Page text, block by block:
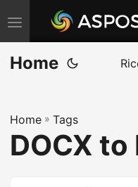
V
ä
x
n
a
Home
Home » Tags
DOCX to